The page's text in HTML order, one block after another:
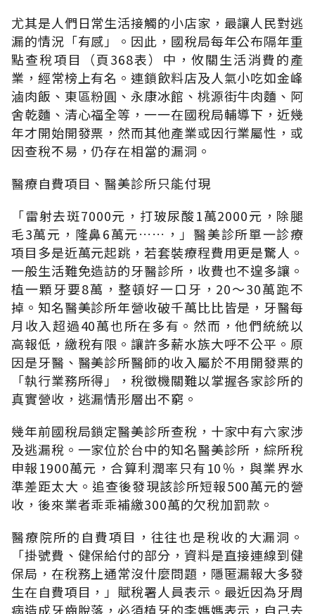
尤其是人們日常生活接觸的小店家，最讓人民對逃
漏的情況「有感」。因此，國稅局每年公布隔年重
點查稅項目（頁368表）中，攸關生活消費的產
業，經常榜上有名。連鎖飲料店及人氣小吃如金峰
滷肉飯、東區粉圓、永康冰館、桃源街牛肉麵、阿
舍乾麵、清心福全等，一一在國稅局輔導下，近幾
年才開始開發票，然而其他產業或因行業屬性，或
因查稅不易，仍存在相當的漏洞。
醫療自費項目、醫美診所只能付現
「雷射去斑7000元，打玻尿酸1萬2000元，除腿
毛3萬元，隆鼻6萬元……，」醫美診所單一診療
項目多是近萬元起跳，若套裝療程費用更是驚人。
一般生活難免造訪的牙醫診所，收費也不遑多讓。
植一顆牙要8萬，整頓好一口牙，20～30萬跑不
掉。知名醫美診所年營收破千萬比比皆是，牙醫每
月收入超過40萬也所在多有。然而，他們統統以
高報低，繳稅有限。讓許多薪水族大呼不公平。原
因是牙醫、醫美診所醫師的收入屬於不用開發票的
「執行業務所得」，稅徵機關難以掌握各家診所的
真實營收，逃漏情形層出不窮。
幾年前國稅局鎖定醫美診所查稅，十家中有六家涉
及逃漏稅。一家位於台中的知名醫美診所，綜所稅
申報1900萬元，合算利潤率只有10％，與業界水
準差距太大。追查後發現該診所短報500萬元的營
收，後來業者乖乖補繳300萬的欠稅加罰款。
醫療院所的自費項目，往往也是稅收的大漏洞。
「掛號費、健保給付的部分，資料是直接連線到健
保局，在稅務上通常沒什麼問題，隱匿漏報大多發
生在自費項目，」賦稅署人員表示。最近因為牙周
病造成牙齒脫落，必須植牙的李媽媽表示，自己去